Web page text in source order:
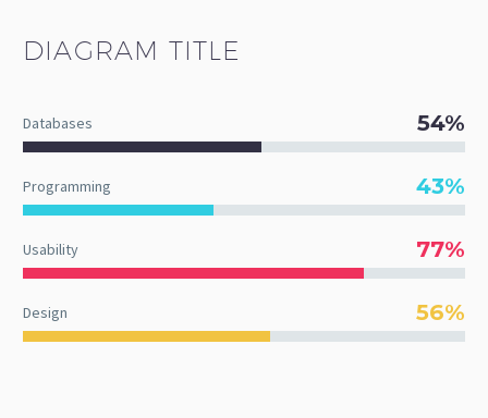
DIAGRAM TITLE
Databases 54%
Programming 43%
Usability 77%
Design 56%